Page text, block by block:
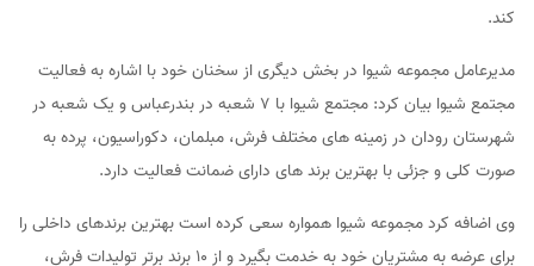
کند.
مدیرعامل مجموعه شیوا در بخش دیگری از سخنان خود با اشاره به فعالیت
مجتمع شیوا بیان کرد: مجتمع شیوا با ۷ شعبه در بندرعباس و یک شعبه در
شهرستان رودان در زمینه های مختلف فرش، مبلمان، دکوراسیون، پرده به
صورت کلی و جزئی با بهترین برند های دارای ضمانت فعالیت دارد.
وی اضافه کرد مجموعه شیوا همواره سعی کرده است بهترین برندهای داخلی را
برای عرضه به مشتریان خود به خدمت بگیرد و از 10 برند برتر تولیدات فرش،